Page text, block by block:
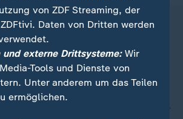
von ZDF Streaming, der
Daten von Dritten werden
und externe Drittsysteme:Wir
Tools und Dienste von
Unter anderem um das Teilen
ermöglichen.